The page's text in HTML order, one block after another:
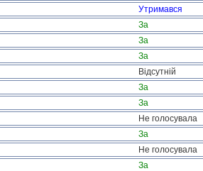
Утримався
За
За
За
Відсутній
За
За
Не голосувала
За
Не голосувала
За